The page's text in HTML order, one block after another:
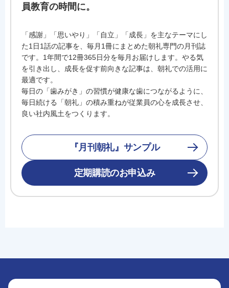
員教育の時間に。
「感謝」「思いやり」「自立」「成長」を主なテーマにし
た1日1話の記事を、毎月1冊にまとめた朝礼専門の月刊誌
です。1年間で12冊365日分を毎月お届けします。やる気
を引き出し、成長を促す前向きな記事は、朝礼での活用に
最適です。
毎日の「歯みがき」の習慣が健康な歯につながるように、
毎日続ける「朝礼」の積み重ねが従業員の心を成長させ、
良い社内風土をつくります。
『月刊朝礼』サンプル
定期購読のお申込み